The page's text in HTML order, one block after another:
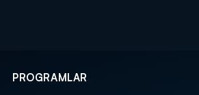
PROGRAMLAR